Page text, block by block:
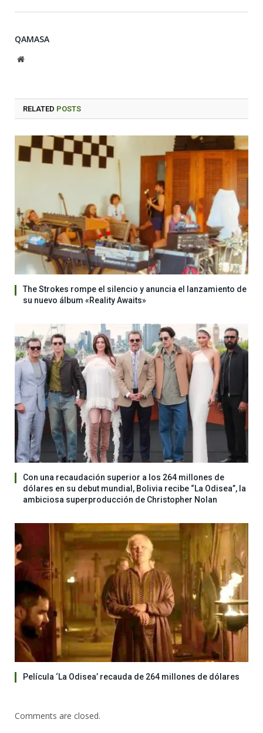
QAMASA
Website
RELATED POSTS
The Strokes rompe el silencio y anuncia el lanzamiento de
su nuevo álbum «Reality Awaits»
Con una recaudación superior a los 264 millones de
dólares en su debut mundial, Bolivia recibe “La Odisea”, la
ambiciosa superproducción de Christopher Nolan
Película ‘La Odisea’ recauda de 264 millones de dólares
Comments are closed.